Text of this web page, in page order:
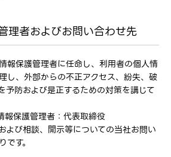
理者およびお問い合わせ先
報保護管理者に任命し、利用者の個人情
し、外部からの不正アクセス、紛失、破
予防および是正するための対策を講じて
保護管理者：代表取締役
よび相談、開示等についての当社お問い
す。